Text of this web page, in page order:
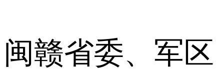
闽赣省委、军区